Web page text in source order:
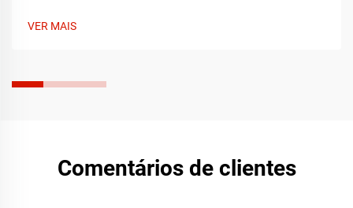
VER MAIS
Comentários de clientes